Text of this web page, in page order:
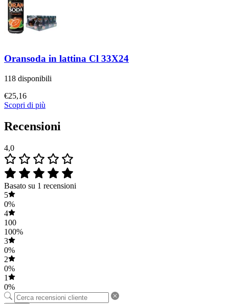
Oransoda in lattina Cl 33X24
118 disponibili
€25,16
Scopri di più
Recensioni
4,0
Basato su 1 recensioni
5
0%
4
100
100%
3
0%
2
0%
1
0%